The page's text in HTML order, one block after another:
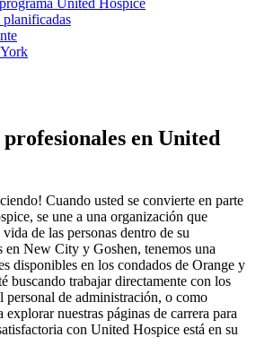
United Hospice
en United
Cuando usted se convierte en parte
se une a una organización que
de las personas dentro de su
New City y Goshen, tenemos una
disponibles en los condados de Orange y
buscando trabajar directamente con los
personal de administración, o como
nuestras páginas de carrera para
con United Hospice está en su